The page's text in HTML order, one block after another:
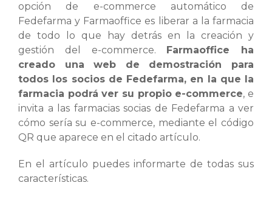
opción de e-commerce automático de
Fedefarma y Farmaoffice es liberar a la farmacia
de todo lo que hay detrás en la creación y
gestión del e-commerce.
Farmaoffice ha
creado una web de demostración para
todos los socios de Fedefarma, en la que la
farmacia podrá ver su propio e-commerce, e
invita a las farmacias socias de Fedefarma a ver
cómo sería su e-commerce, mediante el código
QR que aparece en el citado artículo.
En el artículo puedes informarte de todas sus
características.